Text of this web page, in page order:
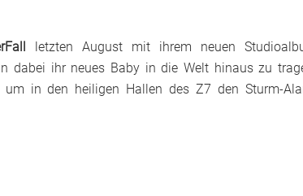
letzten August mit ihrem neuen
dabei ihr neues Baby in die Welt hinaus zu
in den heiligen Hallen des Z7 den Sturm-